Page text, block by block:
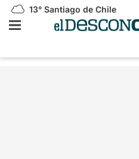
13° Santiago de Chile